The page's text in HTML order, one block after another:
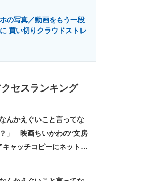
の写真／動画をもう一段
買い切りクラウドストレ
クセスランキング
なんかえぐいこと言ってな
」 映画ちいかわの“文房
キャッチコピーにネット騒